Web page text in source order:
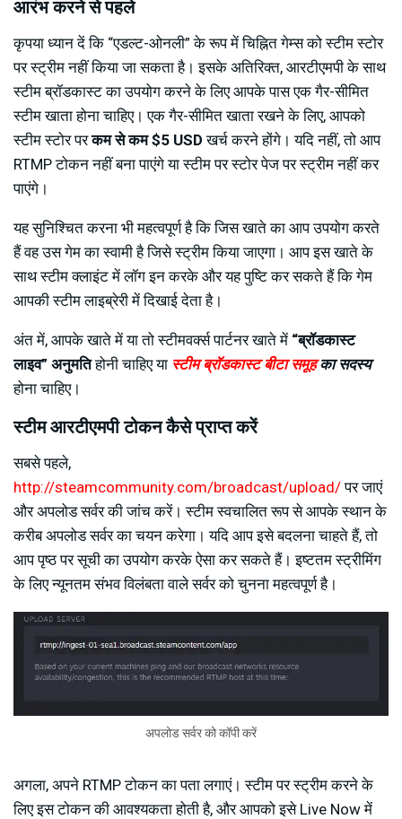
आरंभ करने से पहले
कृपया ध्यान दें कि “एडल्ट-ओनली” के रूप में चिह्नित गेम्स को स्टीम स्टोर
पर स्ट्रीम नहीं किया जा सकता है। इसके अतिरिक्त, आरटीएमपी के साथ
स्टीम ब्रॉडकास्ट का उपयोग करने के लिए आपके पास एक गैर-सीमित
स्टीम खाता होना चाहिए। एक गैर-सीमित खाता रखने के लिए, आपको
स्टीम स्टोर परकम से कम $5 USD खर्च करने होंगे। यदि नहीं, तो आप
RTMP टोकन नहीं बना पाएंगे या स्टीम पर स्टोर पेज पर स्ट्रीम नहीं कर
पाएंगे।
यह सुनिश्चित करना भी महत्वपूर्ण है कि जिस खाते का आप उपयोग करते
हैं वह उस गेम का स्वामी है जिसे स्ट्रीम किया जाएगा। आप इस खाते के
साथ स्टीम क्लाइंट में लॉग इन करके और यह पुष्टि कर सकते हैं कि गेम
आपकी स्टीम लाइब्रेरी में दिखाई देता है।
अंत में, आपके खाते में या तो स्टीमवर्क्स पार्टनर खाते में “ब्रॉडकास्ट
लाइव” अनुमतिहोनी चाहिए या स्टीम ब्रॉडकास्ट बीटा समूहका सदस्य
होना चाहिए।
स्टीम आरटीएमपी टोकन कैसे प्राप्त करें
सबसे पहले,
http://steamcommunity.com/broadcast/upload/पर जाएं
और अपलोड सर्वर की जांच करें। स्टीम स्वचालित रूप से आपके स्थान के
करीब अपलोड सर्वर का चयन करेगा। यदि आप इसे बदलना चाहते हैं, तो
आप पृष्ठ पर सूची का उपयोग करके ऐसा कर सकते हैं। इष्टतम स्ट्रीमिंग
के लिए न्यूनतम संभव विलंबता वाले सर्वर को चुनना महत्वपूर्ण है।
अपलोड सर्वर को कॉपी करें
अगला, अपने RTMP टोकन का पता लगाएं। स्टीम पर स्ट्रीम करने के
लिए इस टोकन की आवश्यकता होती है, और आपको इसे Live Now में